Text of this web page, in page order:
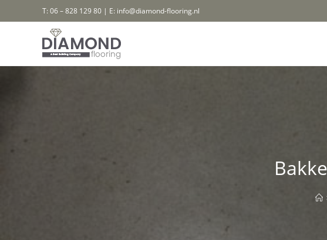
naar
T: 06 – 828 129 80 | E: info@diamond-flooring.nl